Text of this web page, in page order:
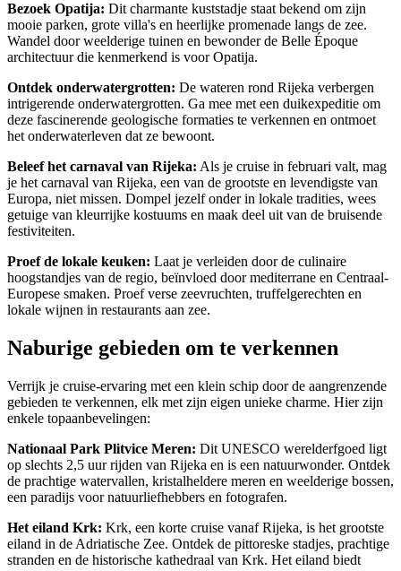
Bezoek Opatija: Dit charmante kuststadje staat bekend om zijn
mooie parken, grote villa's en heerlijke promenade langs de zee.
Wandel door weelderige tuinen en bewonder de Belle Époque
architectuur die kenmerkend is voor Opatija.
Ontdek onderwatergrotten: De wateren rond Rijeka verbergen
intrigerende onderwatergrotten. Ga mee met een duikexpeditie om
deze fascinerende geologische formaties te verkennen en ontmoet
het onderwaterleven dat ze bewoont.
Beleef het carnaval van Rijeka: Als je cruise in februari valt, mag
je het carnaval van Rijeka, een van de grootste en levendigste van
Europa, niet missen. Dompel jezelf onder in lokale tradities, wees
getuige van kleurrijke kostuums en maak deel uit van de bruisende
festiviteiten.
Proef de lokale keuken: Laat je verleiden door de culinaire
hoogstandjes van de regio, beïnvloed door mediterrane en Centraal-
Europese smaken. Proef verse zeevruchten, truffelgerechten en
lokale wijnen in restaurants aan zee.
Naburige gebieden om te verkennen
Verrijk je cruise-ervaring met een klein schip door de aangrenzende
gebieden te verkennen, elk met zijn eigen unieke charme. Hier zijn
enkele topaanbevelingen:
Nationaal Park Plitvice Meren: Dit UNESCO werelderfgoed ligt
op slechts 2,5 uur rijden van Rijeka en is een natuurwonder. Ontdek
de prachtige watervallen, kristalheldere meren en weelderige bossen,
een paradijs voor natuurliefhebbers en fotografen.
Het eiland Krk: Krk, een korte cruise vanaf Rijeka, is het grootste
eiland in de Adriatische Zee. Ontdek de pittoreske stadjes, prachtige
stranden en de historische kathedraal van Krk. Het eiland biedt